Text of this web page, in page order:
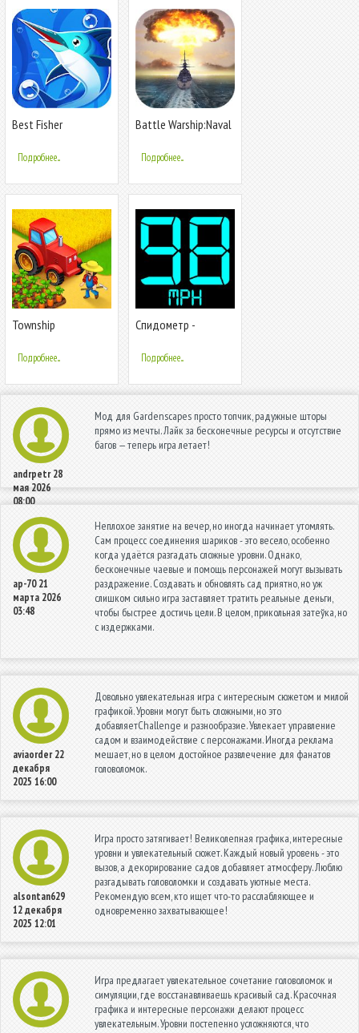
Best Fisher
Подробнее...
Battle Warship:Naval
Подробнее...
Township
Подробнее...
Спидометр -
скорости
автомобиля
Подробнее...
andrpetr 28
мая 2026
08:00
Мод для Gardenscapes просто топчик, радужные шторы
прямо из мечты. Лайк за бесконечные ресурсы и отсутствие
багов — теперь игра летает!
ap-70 21
марта 2026
03:48
Неплохое занятие на вечер, но иногда начинает утомлять.
Сам процесс соединения шариков - это весело, особенно
когда удаётся разгадать сложные уровни. Однако,
бесконечные чаевые и помощь персонажей могут вызывать
раздражение. Создавать и обновлять сад приятно, но уж
слишком сильно игра заставляет тратить реальные деньги,
чтобы быстрее достичь цели. В целом, прикольная затеўка, но
с издержками.
aviaorder 22
декабря
2025 16:00
Довольно увлекательная игра с интересным сюжетом и милой
графикой. Уровни могут быть сложными, но это
добавляетChallenge и разнообразие. Увлекает управление
садом и взаимодействие с персонажами. Иногда реклама
мешает, но в целом достойное развлечение для фанатов
головоломок.
alsontan629
12 декабря
2025 12:01
Игра просто затягивает! Великолепная графика, интересные
уровни и увлекательный сюжет. Каждый новый уровень - это
вызов, а декорирование садов добавляет атмосферу. Люблю
разгадывать головоломки и создавать уютные места.
Рекомендую всем, кто ищет что-то расслабляющее и
одновременно захватывающее!
Игра предлагает увлекательное сочетание головоломок и
симуляции, где восстанавливаешь красивый сад. Красочная
графика и интересные персонажи делают процесс
увлекательным. Уровни постепенно усложняются, что